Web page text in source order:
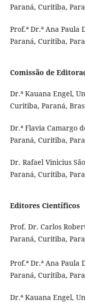
Paraná, Curitiba,
Prof.ª Dr.ª Ana
Paraná, Curitiba,
Comissão de
Dr.ª Kauana Engel,
Curitiba, Paraná,
Dr.ª Flavia Camargo
Paraná, Curitiba,
Dr. Rafael Vinicius
Paraná, Curitiba,
Editores Científicos
Prof. Dr. Carlos
Paraná, Curitiba,
Prof.ª Dr.ª Ana
Paraná, Curitiba,
Dr.ª Kauana Engel,